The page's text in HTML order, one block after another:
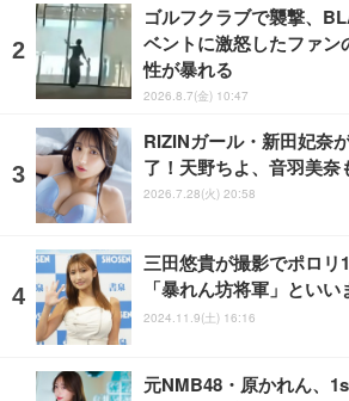
ゴルフクラブで襲撃、
ベントに激怒したファ
性が暴れる
2026.8.7(金) 10:47
RIZINガール・新田妃奈
了！天野ちよ、音羽美奈
2026.7.28(火) 20:58
三田悠貴が撮影でポロリ
「暴れん坊将軍」とい
2024.11.9(土) 16:16
元NMB48・原かれん、